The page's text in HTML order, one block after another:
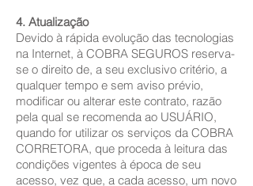
4. Atualização
Devido à rápida evolução das tecnologias
na Internet, à COBRA SEGUROS reserva-
se o direito de, a seu exclusivo critério, a
qualquer tempo e sem aviso prévio,
modificar ou alterar este contrato, razão
pela qual se recomenda ao USUÁRIO,
quando for utilizar os serviços da COBRA
CORRETORA, que proceda à leitura das
condições vigentes à época de seu
acesso, vez que, a cada acesso, um novo